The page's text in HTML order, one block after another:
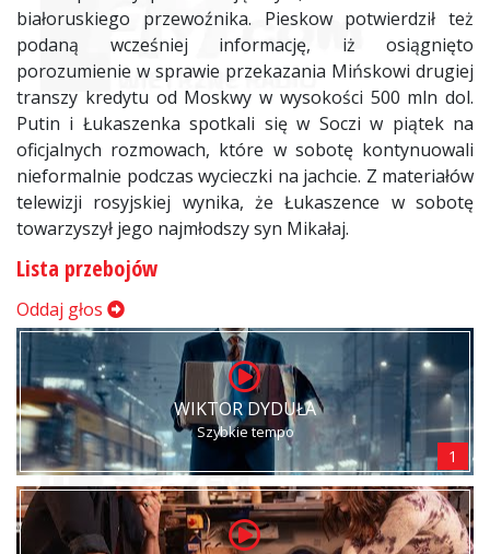
białoruskiego przewoźnika. Pieskow potwierdził też
podaną wcześniej informację, iż osiągnięto
porozumienie w sprawie przekazania Mińskowi drugiej
transzy kredytu od Moskwy w wysokości 500 mln dol.
Putin i Łukaszenka spotkali się w Soczi w piątek na
oficjalnych rozmowach, które w sobotę kontynuowali
nieformalnie podczas wycieczki na jachcie. Z materiałów
telewizji rosyjskiej wynika, że Łukaszence w sobotę
towarzyszył jego najmłodszy syn Mikałaj.
Lista przebojów
Oddaj głos
WIKTOR DYDUŁA
Szybkie tempo
1